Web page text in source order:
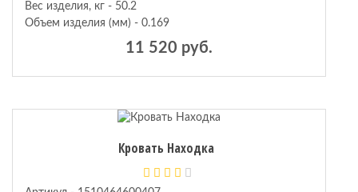
Вес изделия, кг - 50.2
Объем изделия (мм) - 0.169
11 520 руб.
Кровать Находка